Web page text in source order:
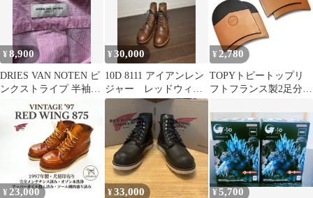
¥8,900
DRIES VAN NOTEN ピ
ンクストライプ 半袖シ
ャツ サイズ48
¥30,000
10D 8111 アイアンレン
ジャー レッドウィン
グ REDWING
¥ 2,780
TOPYトピートップリ
フトフランス製2足分ヒ
ブーツ新品
¥ 23,000 ¥33,000 ¥5,700